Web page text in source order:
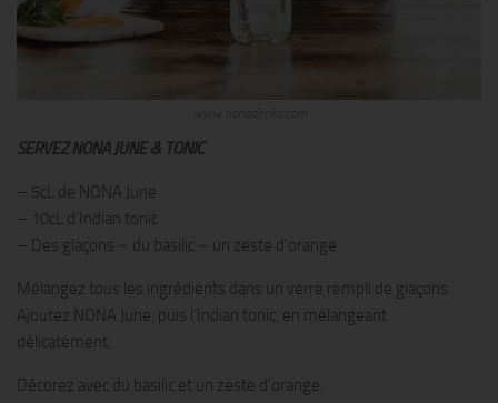
SERVEZ NONA JUNE & TONIC
– 5cL de NONA June
– 10cL d’Indian tonic
– Des glaçons – du basilic – un zeste d’orange
Mélangez tous les ingrédients dans un verre rempli de glaçons.
Ajoutez NONA June, puis l’Indian tonic, en mélangeant
délicatement.
Décorez avec du basilic et un zeste d’orange.